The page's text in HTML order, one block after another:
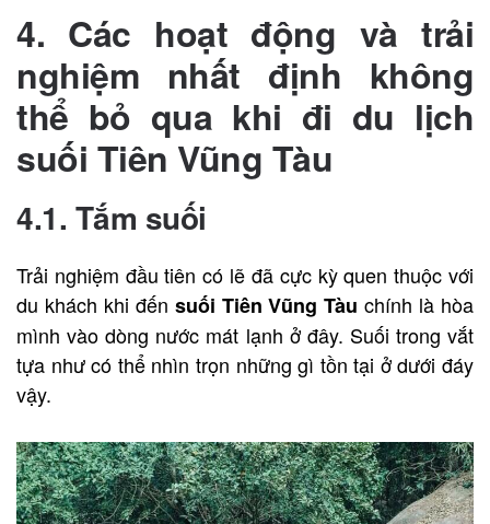
4. Các hoạt động và trải
nghiệm nhất định không
thể bỏ qua khi đi du lịch
suối Tiên Vũng Tàu
4.1. Tắm suối
Trải nghiệm đầu tiên có lẽ đã cực kỳ quen thuộc với
du khách khi đến suối Tiên Vũng Tàuchính là hòa
mình vào dòng nước mát lạnh ở đây. Suối trong vắt
tựa như có thể nhìn trọn những gì tồn tại ở dưới đáy
vậy.